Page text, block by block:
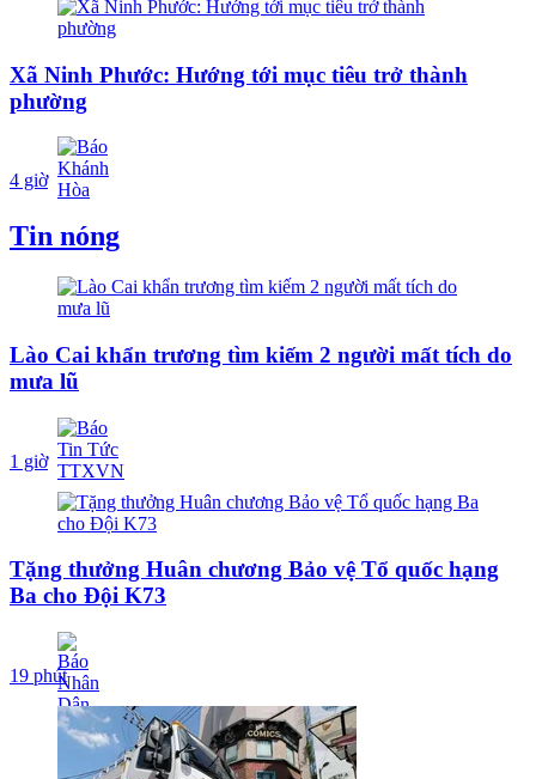
Xã Ninh Phước: Hướng tới mục tiêu trở thành
phường
4 giờ
Tin nóng
Lào Cai khẩn trương tìm kiếm 2 người mất tích do
mưa lũ
1 giờ
Tặng thưởng Huân chương Bảo vệ Tổ quốc hạng
Ba cho Đội K73
19 phút